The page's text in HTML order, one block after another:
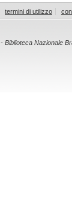
termini di utilizzo
Biblioteca Nazionale